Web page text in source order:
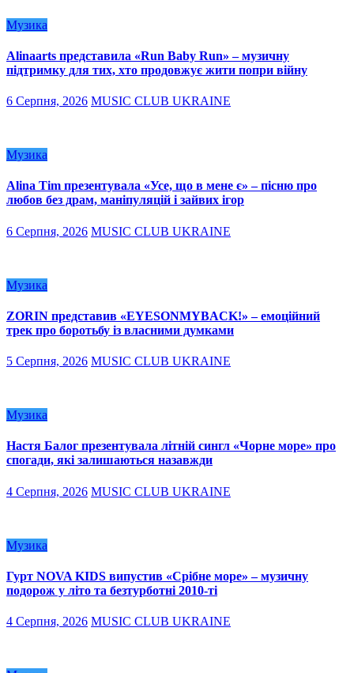
Музика
Alinaarts представила «Run Baby Run» – музичну
підтримку для тих, хто продовжує жити попри війну
6 Серпня, 2026 MUSIC CLUB UKRAINE
Музика
Alina Tim презентувала «Усе, що в мене є» – пісню про
любов без драм, маніпуляцій і зайвих ігор
6 Серпня, 2026 MUSIC CLUB UKRAINE
Музика
ZORIN представив «EYESONMYBACK!» – емоційний
трек про боротьбу із власними думками
5 Серпня, 2026 MUSIC CLUB UKRAINE
Музика
Настя Балог презентувала літній сингл «Чорне море» про
спогади, які залишаються назавжди
4 Серпня, 2026 MUSIC CLUB UKRAINE
Музика
Гурт NOVA KIDS випустив «Срібне море» – музичну
подорож у літо та безтурботні 2010-ті
4 Серпня, 2026 MUSIC CLUB UKRAINE